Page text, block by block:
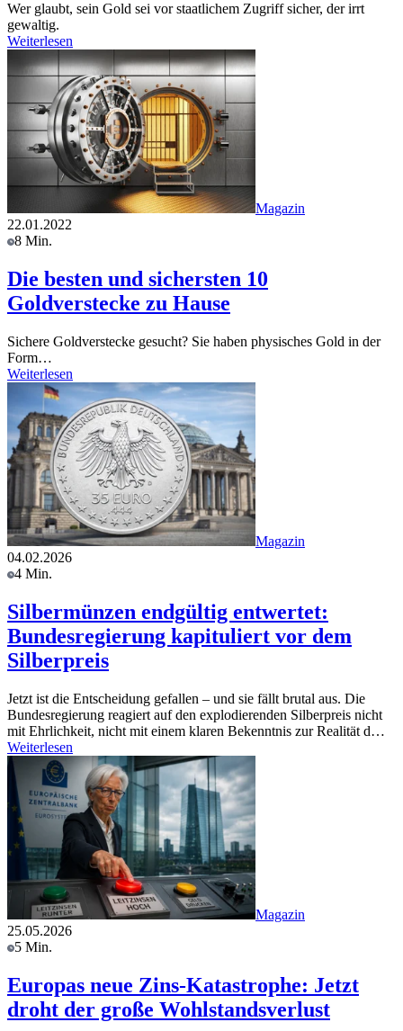
Wer glaubt, sein Gold sei vor staatlichem Zugriff sicher, der irrt
gewaltig.
Weiterlesen
Magazin
22.01.2022
8 Min.
Die besten und sichersten 10
Goldverstecke zu Hause
Sichere Goldverstecke gesucht? Sie haben physisches Gold in der
Form…
Weiterlesen
Magazin
04.02.2026
4 Min.
Silbermünzen endgültig entwertet:
Bundesregierung kapituliert vor dem
Silberpreis
Jetzt ist die Entscheidung gefallen – und sie fällt brutal aus. Die
Bundesregierung reagiert auf den explodierenden Silberpreis nicht
mit Ehrlichkeit, nicht mit einem klaren Bekenntnis zur Realität d…
Weiterlesen
Magazin
25.05.2026
5 Min.
Europas neue Zins-Katastrophe: Jetzt
droht der große Wohlstandsverlust